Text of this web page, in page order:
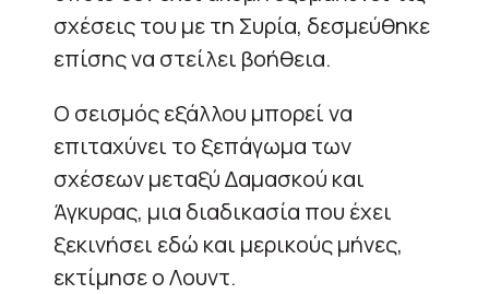
σχέσεις του με τη Συρία, δεσμεύθηκε
επίσης να στείλει βοήθεια.
Ο σεισμός εξάλλου μπορεί να
επιταχύνει το ξεπάγωμα των
σχέσεων μεταξύ Δαμασκού και
Άγκυρας, μια διαδικασία που έχει
ξεκινήσει εδώ και μερικούς μήνες,
εκτίμησε ο Λουντ.